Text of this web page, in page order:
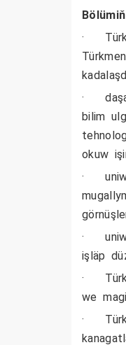
·
·
bilim
okuw
·
·
işläp
·
we
·